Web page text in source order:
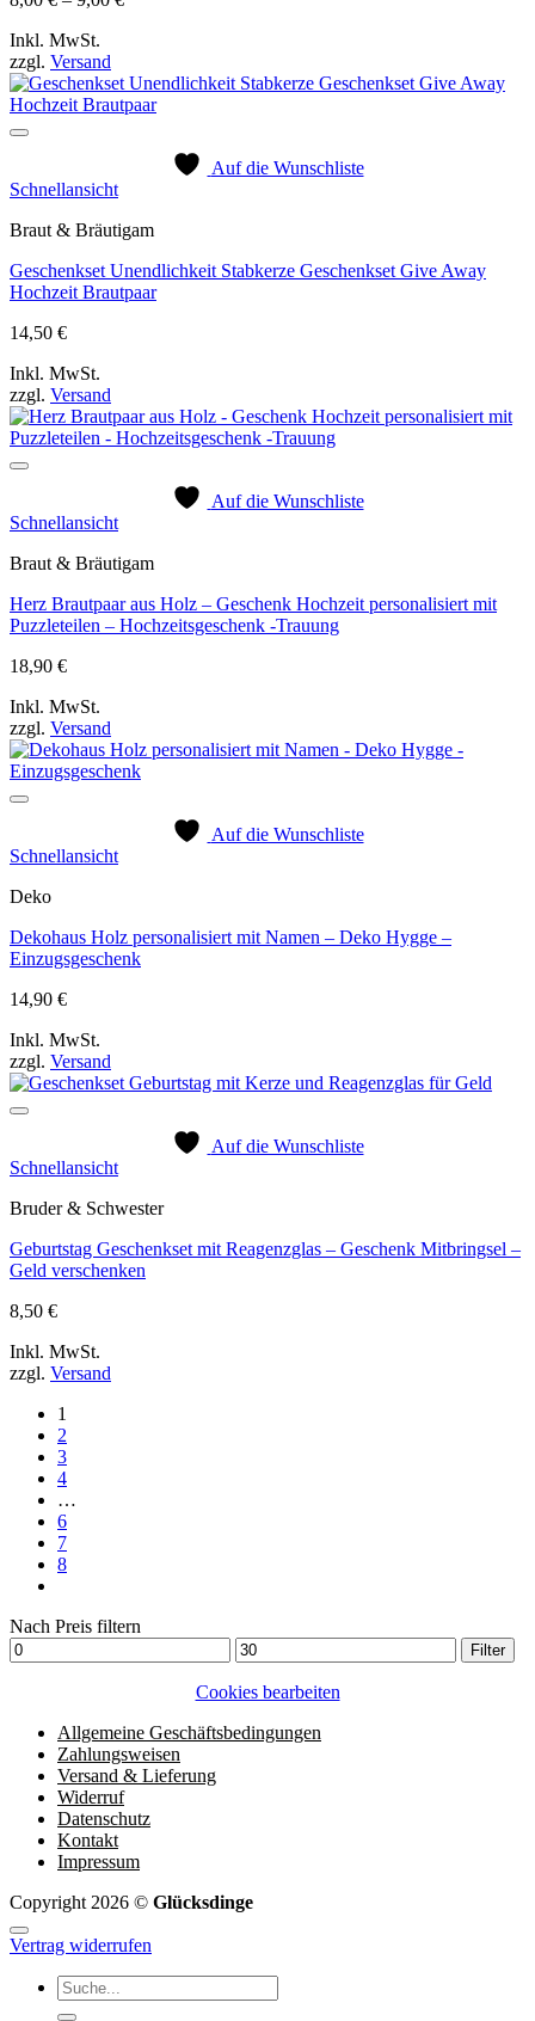
Inkl. MwSt.
zzgl. Versand
Auf die Wunschliste
Schnellansicht
Braut & Bräutigam
Geschenkset Unendlichkeit Stabkerze Geschenkset Give Away
Hochzeit Brautpaar
14,50 €
Inkl. MwSt.
zzgl. Versand
Auf die Wunschliste
Schnellansicht
Braut & Bräutigam
Herz Brautpaar aus Holz – Geschenk Hochzeit personalisiert mit
Puzzleteilen – Hochzeitsgeschenk -Trauung
18,90 €
Inkl. MwSt.
zzgl. Versand
Auf die Wunschliste
Schnellansicht
Deko
Dekohaus Holz personalisiert mit Namen – Deko Hygge –
Einzugsgeschenk
14,90 €
Inkl. MwSt.
zzgl. Versand
Auf die Wunschliste
Schnellansicht
Bruder & Schwester
Geburtstag Geschenkset mit Reagenzglas – Geschenk Mitbringsel –
Geld verschenken
8,50 €
Inkl. MwSt.
zzgl. Versand
1
2
3
4
…
6
7
8
Nach Preis filtern
Min.
Preis
Max.
Preis
Filter
Cookies bearbeiten
Allgemeine Geschäftsbedingungen
Zahlungsweisen
Versand & Lieferung
Widerruf
Datenschutz
Kontakt
Impressum
Copyright 2026 © Glücksdinge
Vertrag widerrufen
Suchen
nach: